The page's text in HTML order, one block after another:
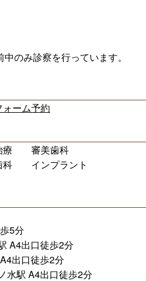
のみ診察を行っています。
療
審美歯科
科
インプラント
5分
A4出口徒歩2分
出口徒歩2分
駅 A4出口徒歩2分